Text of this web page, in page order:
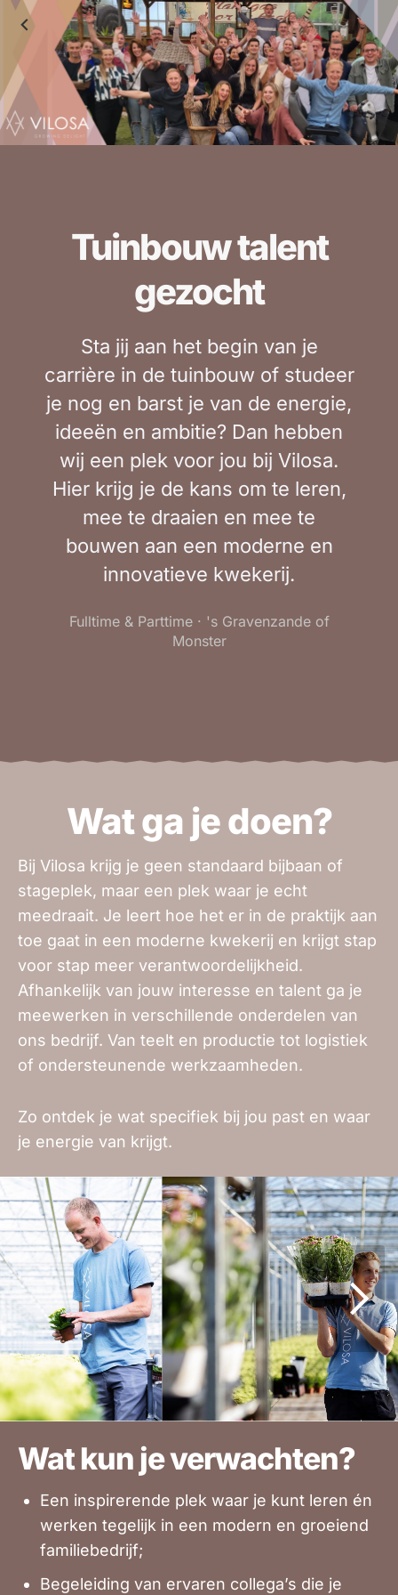
Tuinbouw talent
gezocht
Sta jij aan het begin van je
carrière in de tuinbouw of studeer
je nog en barst je van de energie,
ideeën en ambitie? Dan hebben
wij een plek voor jou bij Vilosa.
Hier krijg je de kans om te leren,
mee te draaien en mee te
bouwen aan een moderne en
innovatieve kwekerij.
Fulltime & Parttime · 's Gravenzande of
Monster
Wat ga je doen?
Bij Vilosa krijg je geen standaard bijbaan of
stageplek, maar een plek waar je echt
meedraait. Je leert hoe het er in de praktijk aan
toe gaat in een moderne kwekerij en krijgt stap
voor stap meer verantwoordelijkheid.
Afhankelijk van jouw interesse en talent ga je
meewerken in verschillende onderdelen van
ons bedrijf. Van teelt en productie tot logistiek
of ondersteunende werkzaamheden.
Zo ontdek je wat specifiek bij jou past en waar
je energie van krijgt.
Wat kun je verwachten?
Een inspirerende plek waar je kunt leren én
werken tegelijk in een modern en groeiend
familiebedrijf;
Begeleiding van ervaren collega’s die je